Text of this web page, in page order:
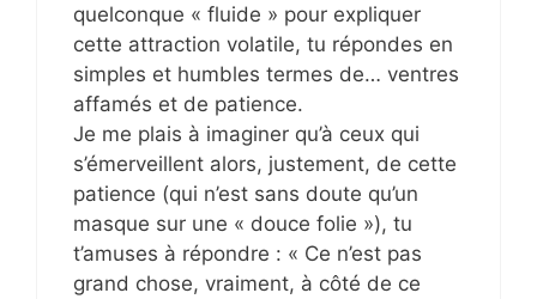
quelconque « fluide » pour expliquer
cette attraction volatile, tu répondes en
simples et humbles termes de… ventres
affamés et de patience.
Je me plais à imaginer qu’à ceux qui
s’émerveillent alors, justement, de cette
patience (qui n’est sans doute qu’un
masque sur une « douce folie »), tu
t’amuses à répondre : « Ce n’est pas
grand chose, vraiment, à côté de ce